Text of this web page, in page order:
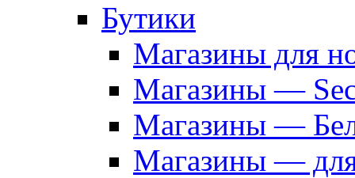
Бутики
Магазины для
Магазины —
Магазины —
Магазины —